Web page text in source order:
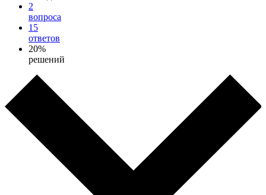
2
вопроса
15
ответов
20%
решений